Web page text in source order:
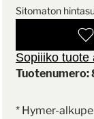
Sitomaton
Sopiiiko tuote
Tuotenumero:
* Hymer-